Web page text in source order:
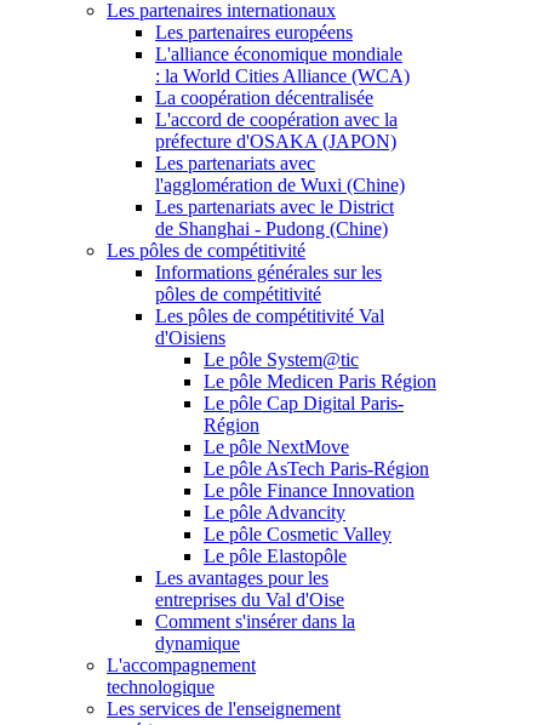
Les partenaires internationaux
Les partenaires européens
L'alliance économique mondiale
: la World Cities Alliance (WCA)
La coopération décentralisée
L'accord de coopération avec la
préfecture d'OSAKA (JAPON)
Les partenariats avec
l'agglomération de Wuxi (Chine)
Les partenariats avec le District
de Shanghai - Pudong (Chine)
Les pôles de compétitivité
Informations générales sur les
pôles de compétitivité
Les pôles de compétitivité Val
d'Oisiens
Le pôle System@tic
Le pôle Medicen Paris Région
Le pôle Cap Digital Paris-
Région
Le pôle NextMove
Le pôle AsTech Paris-Région
Le pôle Finance Innovation
Le pôle Advancity
Le pôle Cosmetic Valley
Le pôle Elastopôle
Les avantages pour les
entreprises du Val d'Oise
Comment s'insérer dans la
dynamique
L'accompagnement
technologique
Les services de l'enseignement